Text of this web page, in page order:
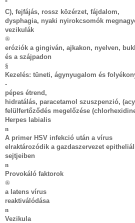
°
C), fejfájás, rossz közérzet, fájdalom,
dysphagia, nyaki nyirokcsomók
vezikulák
®
eróziók a gingiván, ajkakon, nyelven,
és a szájpadon
§
Kezelés: tüneti, ágynyugalom és
-
pépes étrend,
hidratálás, paracetamol szuszpenzió,
felülfertőződés megelőzése
Herpes labialis
n
A primer HSV infekció után a vírus
elraktározódik a gazdaszervezet
sejtjeiben
n
Provokáló faktorok
®
a latens vírus
reaktiválódása
n
Vezikula